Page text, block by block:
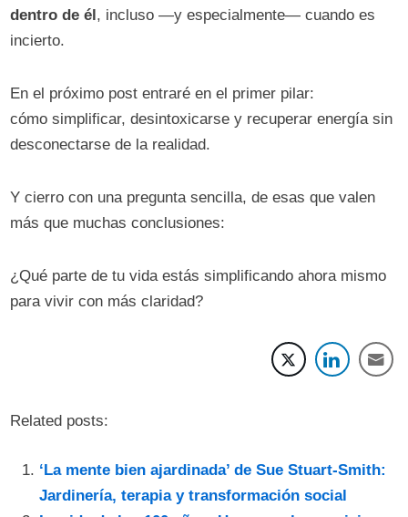
dentro de él, incluso —y especialmente— cuando es
incierto.
En el próximo post entraré en el primer pilar:
cómo simplificar, desintoxicarse y recuperar energía sin
desconectarse de la realidad.
Y cierro con una pregunta sencilla, de esas que valen
más que muchas conclusiones:
¿Qué parte de tu vida estás simplificando ahora mismo
para vivir con más claridad?
Related posts:
‘La mente bien ajardinada’ de Sue Stuart-Smith:
Jardinería, terapia y transformación social